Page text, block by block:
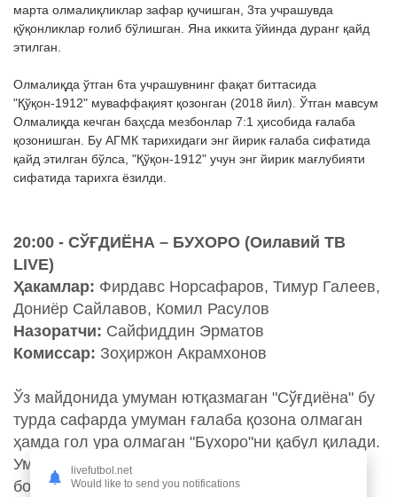
марта олмалиқликлар зафар қучишган, 3та учрашувда
қўқонликлар ғолиб бўлишган. Яна иккита ўйинда дуранг қайд
этилган.
Олмалиқда ўтган 6та учрашувнинг фақат биттасида
"Қўқон-1912" муваффақият қозонган (2018 йил). Ўтган мавсум
Олмалиқда кечган баҳсда мезбонлар 7:1 ҳисобида ғалаба
қозонишган. Бу АГМК тарихидаги энг йирик ғалаба сифатида
қайд этилган бўлса, "Қўқон-1912" учун энг йирик мағлубияти
сифатида тарихга ёзилди.
20:00 - СЎҒДИЁНА – БУХОРО (Оилавий ТВ
LIVE)
Ҳакамлар: Фирдавс Норсафаров, Тимур Галеев,
Дониёр Сайлавов, Комил Расулов
Назоратчи: Сайфиддин Эрматов
Комиссар: Зоҳиржон Акрамхонов
Ўз майдонида умуман ютқазмаган "Сўғдиёна" бу
турда сафарда умуман ғалаба қозона олмаган
ҳамда гол ура олмаган "Бухоро"ни қабул қилади.
Умуман олганда Муҳсин Муҳаммадиев
бошчилигидаги бухороликлар 2020 йилги
livefutbol.net
Would like to send you notifications